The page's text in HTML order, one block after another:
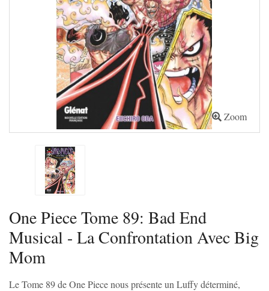
Zoom
One Piece Tome 89: Bad End
Musical - La Confrontation Avec Big
Mom
Le Tome 89 de One Piece nous présente un Luffy déterminé,